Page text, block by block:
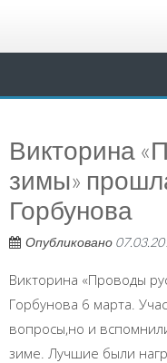
Викторина
зимы»
Горбунова
Опубликовано
Викторина «Проводы
Горбунова 6 марта.
вопросы,но и
зиме. Лучшие были